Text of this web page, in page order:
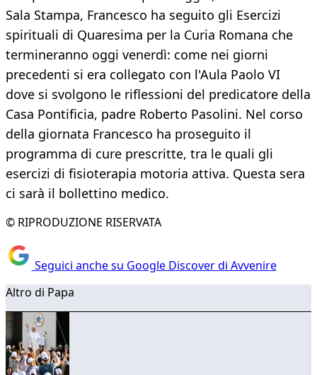
Sala Stampa, Francesco ha seguito gli Esercizi
spirituali di Quaresima per la Curia Romana che
termineranno oggi venerdì: come nei giorni
precedenti si era collegato con l'Aula Paolo VI
dove si svolgono le riflessioni del predicatore della
Casa Pontificia, padre Roberto Pasolini. Nel corso
della giornata Francesco ha proseguito il
programma di cure prescritte, tra le quali gli
esercizi di fisioterapia motoria attiva. Questa sera
ci sarà il bollettino medico.
© RIPRODUZIONE RISERVATA
Seguici anche su Google Discover di Avvenire
Altro di Papa